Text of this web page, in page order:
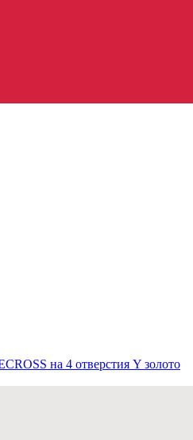
на 4 отверстия Y золото